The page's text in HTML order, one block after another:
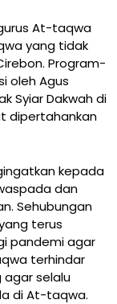
At-taqwa
yang tidak
Program-
oleh Agus
Syiar Dakwah di
dipertahankan
kepada
dan
Sehubungan
terus
pandemi agar
terhindar
agar selalu
di At-taqwa.